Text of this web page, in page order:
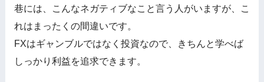
巷には、こんなネガティブなこと言う人がいますが、こ
れはまったくの間違いです。
FXはギャンブルではなく投資なので、きちんと学べば
しっかり利益を追求できます。